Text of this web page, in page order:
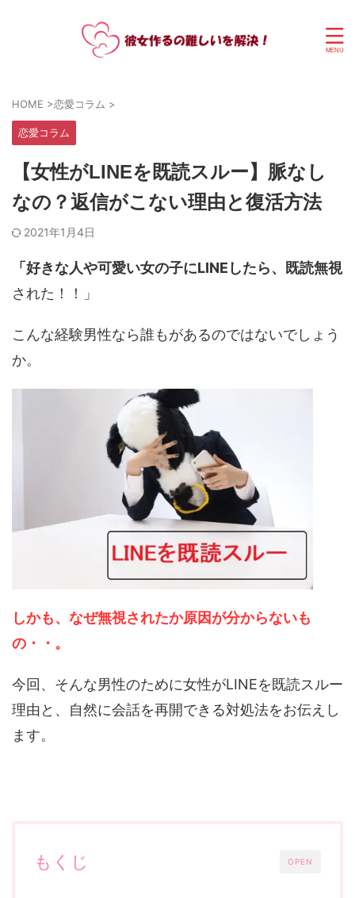
HOME >恋愛コラム >
恋愛コラム
【女性がLINEを既読スルー】脈なし
なの？返信がこない理由と復活方法
2021年1月4日
「好きな人や可愛い女の子にLINEしたら、
既読無視
された！！」
こんな経験男性なら誰もがあるのではないでしょう
か。
しかも、なぜ無視されたか原因が分からないも
の・・。
今回、そんな男性のために女性がLINEを既読スルー
理由と、自然に会話を再開できる対処法をお伝えし
ます。
OPEN
もくじ